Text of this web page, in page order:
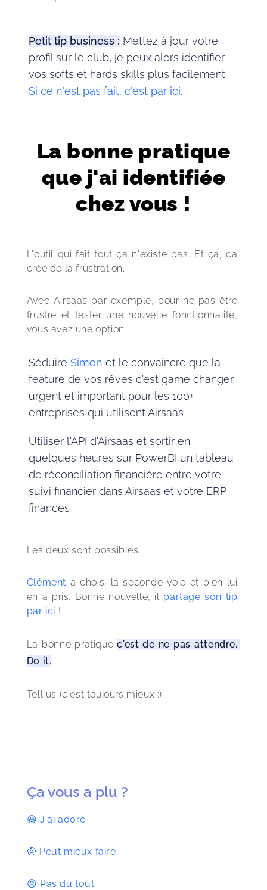
Petit tip business : Mettez à jour votre
profil sur le club, je peux alors identifier
vos softs et hards skills plus facilement.
Si ce n'est pas fait, c'est par ici.
La bonne pratique
que j'ai identifiée
chez vous !
L'outil qui fait tout ça n'existe pas. Et ça, ça
crée de la frustration.
Avec Airsaas par exemple, pour ne pas être
frustré et tester une nouvelle fonctionnalité,
vous avez une option :
Séduire Simon et le convaincre que la
feature de vos rêves c'est game changer,
urgent et important pour les 100+
entreprises qui utilisent Airsaas
Utiliser l'API d'Airsaas et sortir en
quelques heures sur PowerBI un tableau
de réconciliation financière entre votre
suivi financier dans Airsaas et votre ERP
finances
Les deux sont possibles.
Clément a choisi la seconde voie et bien lui
en a pris. Bonne nouvelle, il partage son tip
par ici !
La bonne pratique c'est de ne pas attendre.
Do it.
Tell us (c'est toujours mieux :)
--
Ça vous a plu ?
😃 J'ai adoré
🤨 Peut mieux faire
😠 Pas du tout